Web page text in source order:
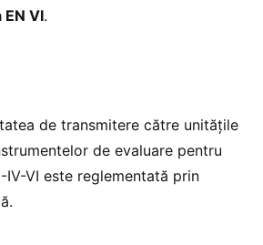
VI.
de transmitere către unitățile
de evaluare pentru
IV-VI este reglementată prin